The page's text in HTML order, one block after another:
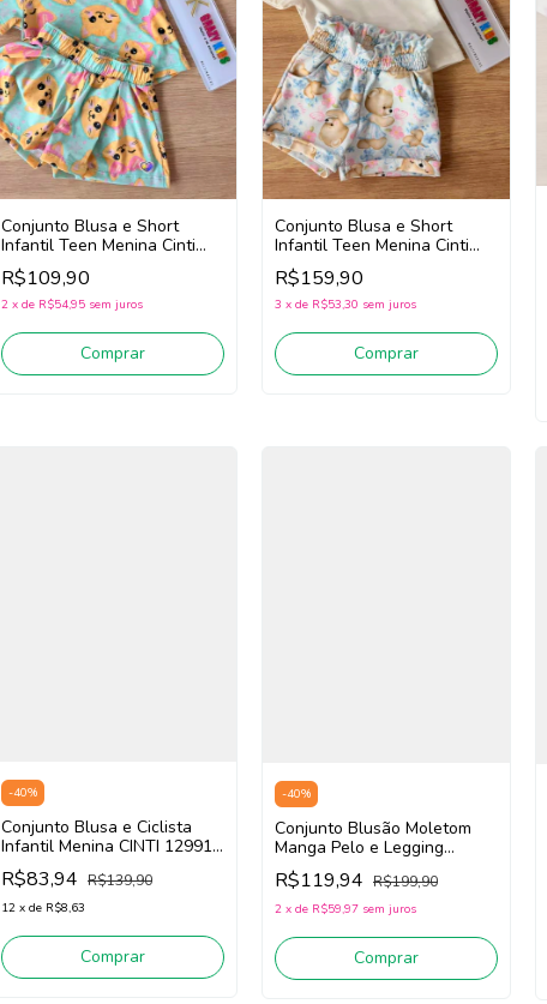
Conjunto Blusa e Short
Infantil Teen Menina Cinti
22228 (Verde)
R$109,90
2 x de R$54,95 sem juros
Comprar
Conjunto Blusa e Short
Infantil Teen Menina Cinti
22092 (Off White/Azul)
R$159,90
3 x de R$53,30 sem juros
Comprar
-40%
Conjunto Blusa e Ciclista
Infantil Menina CINTI 12991
(Off White/Rosa)
R$83,94 R$139,90
12 x de R$8,63
Comprar
-40%
Conjunto Blusão Moletom
Manga Pelo e Legging
Infantil CINTI 12893 (Bege
/Off White/Rosa Floral)
R$119,94 R$199,90
2 x de R$59,97 sem juros
Comprar